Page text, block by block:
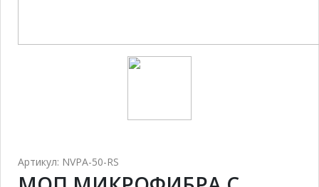
Артикул: NVPA-50-RS